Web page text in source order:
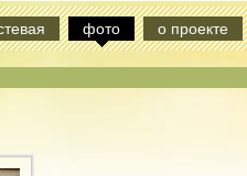
фото о проекте